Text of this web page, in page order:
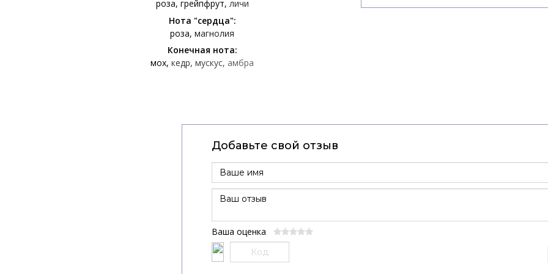
роза грейпфрут личи
Нота "сердца":
роза магнолия
Конечная нота:
мох кедр мускус амбра
Добавьте свой отзыв
Ваша оценка